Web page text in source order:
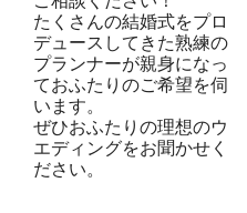
たくさんの結婚式をプロ
デュースしてきた熟練の
プランナーが親身になっ
ておふたりのご希望を伺
います。
ぜひおふたりの理想のウ
エディングをお聞かせく
ださい。